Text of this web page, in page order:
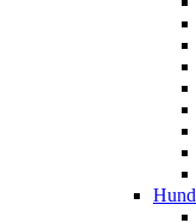
Hund